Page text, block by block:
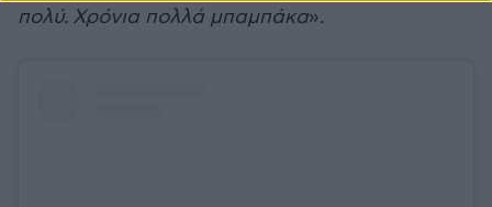
πολύ. Χρόνια πολλά μπαμπάκα».